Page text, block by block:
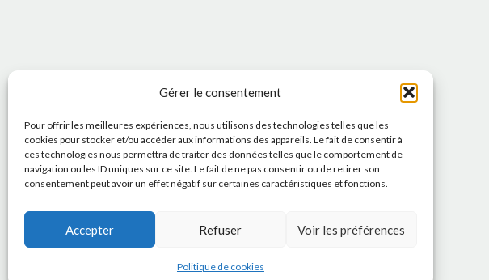
Gérer le consentement
Pour offrir les meilleures expériences, nous utilisons des technologies telles que les
cookies pour stocker et/ou accéder aux informations des appareils. Le fait de consentir à
ces technologies nous permettra de traiter des données telles que le comportement de
navigation ou les ID uniques sur ce site. Le fait de ne pas consentir ou de retirer son
consentement peut avoir un effet négatif sur certaines caractéristiques et fonctions.
Accepter Refuser Voir les préférences
Politique de cookies